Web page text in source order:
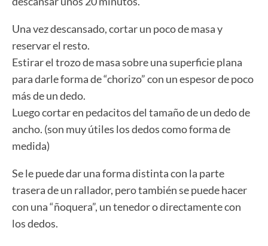
Una vez descansado, cortar un poco de masa y
reservar el resto.
Estirar el trozo de masa sobre una superficie plana
para darle forma de “chorizo” con un espesor de poco
más de un dedo.
Luego cortar en pedacitos del tamaño de un dedo de
ancho. (son muy útiles los dedos como forma de
medida)
Se le puede dar una forma distinta con la parte
trasera de un rallador, pero también se puede hacer
con una “ñoquera”, un tenedor o directamente con
los dedos.